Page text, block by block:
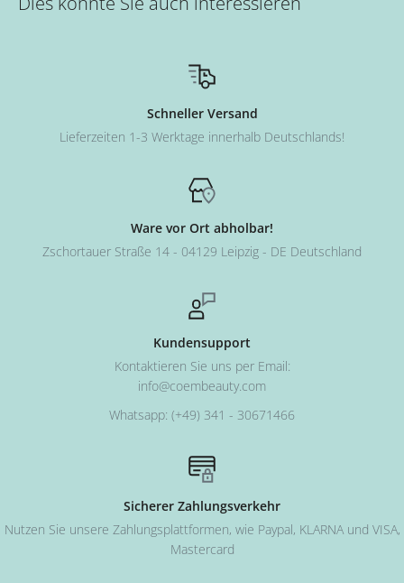
Schneller Versand
Lieferzeiten 1-3 Werktage innerhalb Deutschlands!
Ware vor Ort abholbar!
Zschortauer Straße 14 - 04129 Leipzig - DE Deutschland
Kundensupport
Kontaktieren Sie uns per Email:
info@coembeauty.com
Whatsapp: (+49) 341 - 30671466
Sicherer Zahlungsverkehr
Nutzen Sie unsere Zahlungsplattformen, wie Paypal, KLARNA und VISA,
Mastercard